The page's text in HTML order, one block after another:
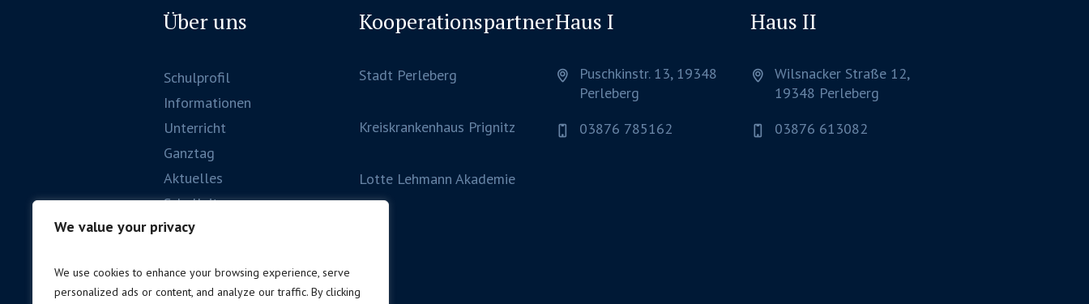
We value your privacy
We use cookies to enhance your browsing experience, serve
personalized ads or content, and analyze our traffic. By clicking
Über uns
Schulprofil
Informationen
Unterricht
Ganztag
Aktuelles
Schulleitung
Kooperationspartner
Stadt Perleberg
Kreiskrankenhaus Prignitz
Lotte Lehmann Akademie
Haus I
Puschkinstr. 13, 19348
Perleberg
03876 785162
Haus II
Wilsnacker Straße 12,
19348 Perleberg
03876 613082